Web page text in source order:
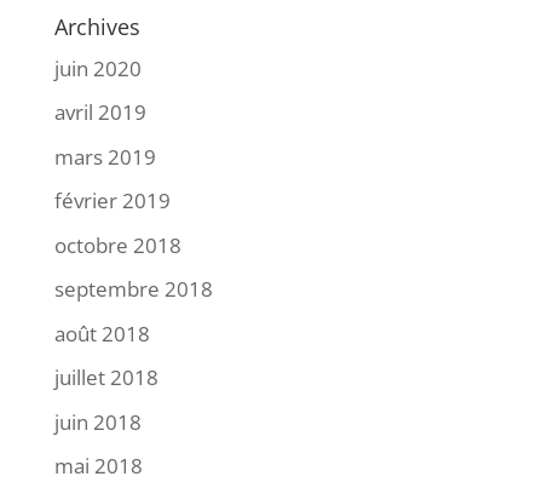
Archives
juin 2020
avril 2019
mars 2019
février 2019
octobre 2018
septembre 2018
août 2018
juillet 2018
juin 2018
mai 2018